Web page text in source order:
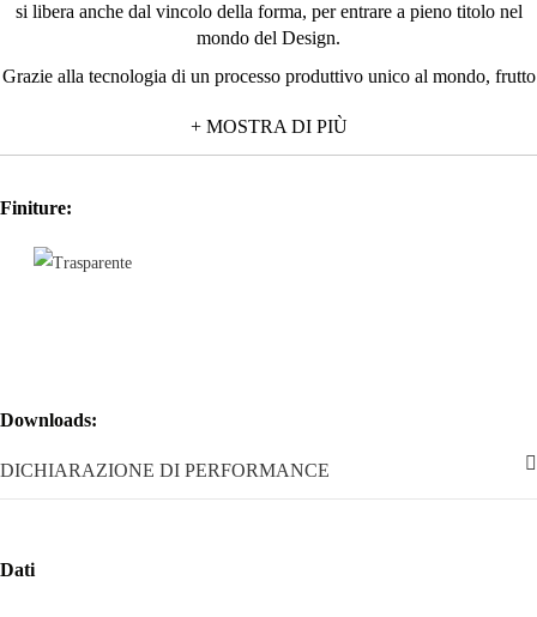
si libera anche dal vincolo della forma, per entrare a pieno titolo nel
mondo del Design.
Grazie alla tecnologia di un processo produttivo unico al mondo, frutto
Moneo e Jeff Brock hanno liberato la loro fantasia dando vita a mattoni
di vetro di nuova concezione.
30x30cm, nasce con una speciale ed inedita sezione ottenuta mediante
l'inclinazione di 5 gradi delle 2 facce parallele del mattone, così che da
un lato lo spessore è di 5 cm. mentre dall'altro di 10.
dei vari moduli ad "albero", oppure a creare superfici curvilinee a
Trasparente, satinato o metallizzato, Trapezoidal è ideale per
+ MOSTRA DI PIÙ
Finiture:
Downloads:
DICHIARAZIONE DI PERFORMANCE
Dati